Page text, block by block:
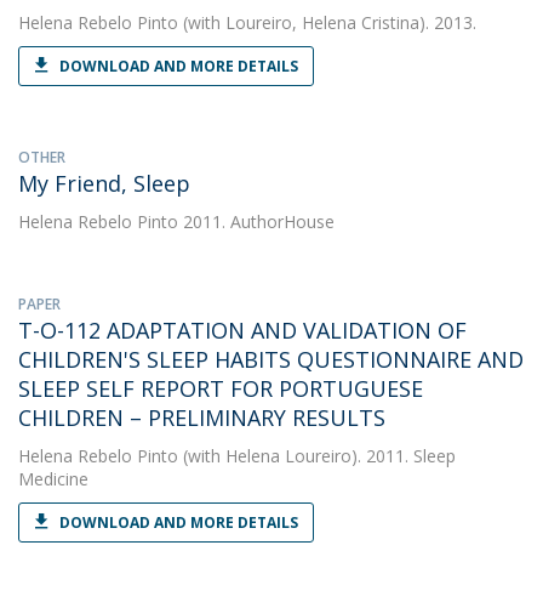
Helena Rebelo Pinto (with Loureiro, Helena Cristina). 2013.
DOWNLOAD AND MORE DETAILS
OTHER
My Friend, Sleep
Helena Rebelo Pinto 2011. AuthorHouse
PAPER
T-O-112 ADAPTATION AND VALIDATION OF
CHILDREN'S SLEEP HABITS QUESTIONNAIRE AND
SLEEP SELF REPORT FOR PORTUGUESE
CHILDREN – PRELIMINARY RESULTS
Helena Rebelo Pinto (with Helena Loureiro). 2011. Sleep
Medicine
DOWNLOAD AND MORE DETAILS